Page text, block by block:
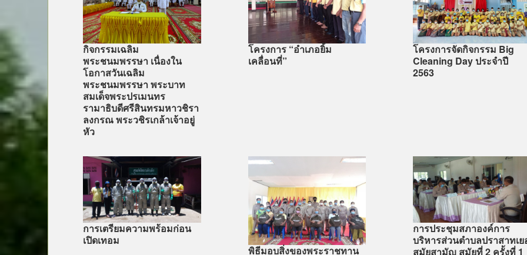
กิจกรรมเฉลิม
พระชนมพรรษา เนื่องใน
โอกาสวันเฉลิม
พระชนมพรรษา พระบาท
สมเด็จพระปรเมนทร
รามาธิบดีศรีสินทรมหาวชิรา
ลงกรณ พระวชิรเกล้าเจ้าอยู่
หัว
โครงการ “อำเภอยิ้ม
เคลื่อนที่”
โครงการจัดกิจกรรม Big
Cleaning Day ประจำปี
2563
การเตรียมความพร้อมก่อน
เปิดเทอม
พิธีมอบสิ่งของพระราชทาน
การประชุมสภาองค์การ
บริหารส่วนตำบลปราสาทเย
สมัยสามัญ สมัยที่ 2 ครั้งที่ 1